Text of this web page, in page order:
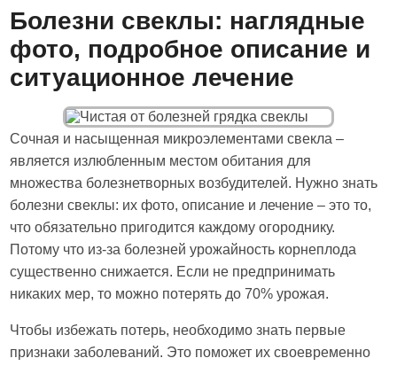
Болезни свеклы: наглядные
фото, подробное описание и
ситуационное лечение
Сочная и насыщенная микроэлементами свекла –
является излюбленным местом обитания для
множества болезнетворных возбудителей. Нужно знать
болезни свеклы: их фото, описание и лечение – это то,
что обязательно пригодится каждому огороднику.
Потому что из-за болезней урожайность корнеплода
существенно снижается. Если не предпринимать
никаких мер, то можно потерять до 70% урожая.
Чтобы избежать потерь, необходимо знать первые
признаки заболеваний. Это поможет их своевременно